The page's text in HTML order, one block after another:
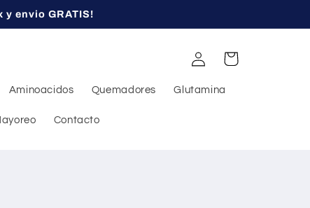
envio GRATIS!
Aminoacidos Quemadores Glutamina
Contacto
Iniciar
sesión
Carrito